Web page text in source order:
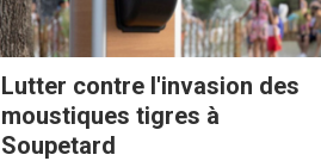
Lutter contre l'invasion des
moustiques tigres à
Soupetard